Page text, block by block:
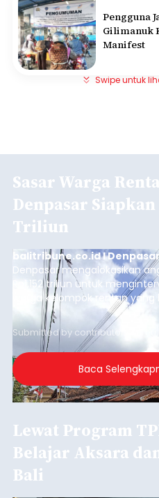
Pengguna
Gilimanuk
Manifest
Swipe untuk
Sasar Warga
Denpasar Siapkan
Triliun
balitribune.co.id I
Denpasar mengalokasikan
Rp1,152 triliun untuk
warga kelompok rentan
garis kemiskinan. Langkah
guna menjaga masyarakat
kelompok desil 5 dan 6
merosot ke kategori miskin.
Submitted by contributor
Baca
Lewat Program
Belajar Aksara
Bali